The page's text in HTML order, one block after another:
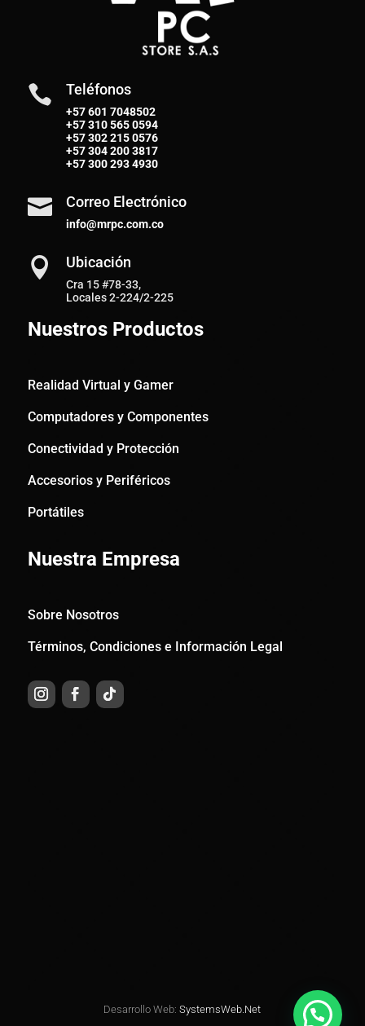
 Teléfonos
+57 601 7048502
+57310 565 0594
+57302 215 0576
+57304 200 3817
+57300 293 4930
 Correo Electrónico
info@mrpc.com.co
 Ubicación
Cra 15 #78-33,
Locales 2-224/2-225
Nuestros Productos
Realidad Virtual y Gamer
Computadores y Componentes
Conectividad y Protección
Accesorios y Periféricos
Portátiles
Nuestra Empresa
Sobre Nosotros
Términos, Condiciones e Información Legal
Desarrollo Web: SystemsWeb.Net